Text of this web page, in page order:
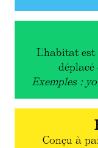
L'habitat est
déplacé
Exemples :
Conçu à